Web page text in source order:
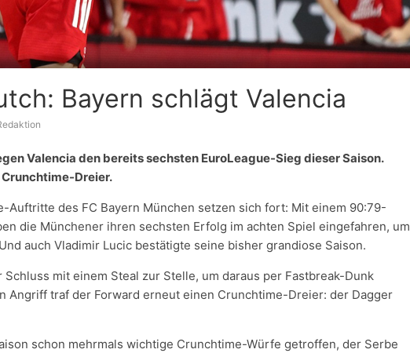
Bayern schlägt Valencia
Valencia den bereits sechsten EuroLeague-Sieg dieser Saison.
Dreier.
Auftritte des FC Bayern München setzen sich fort: Mit einem 90:79-
die Münchener ihren sechsten Erfolg im achten Spiel eingefahren, um
auch Vladimir Lucic bestätigte seine bisher grandiose Saison.
mit einem Steal zur Stelle, um daraus per Fastbreak-Dunk
Angriff traf der Forward erneut einen Crunchtime-Dreier: der Dagger
schon mehrmals wichtige Crunchtime-Würfe getroffen, der Serbe